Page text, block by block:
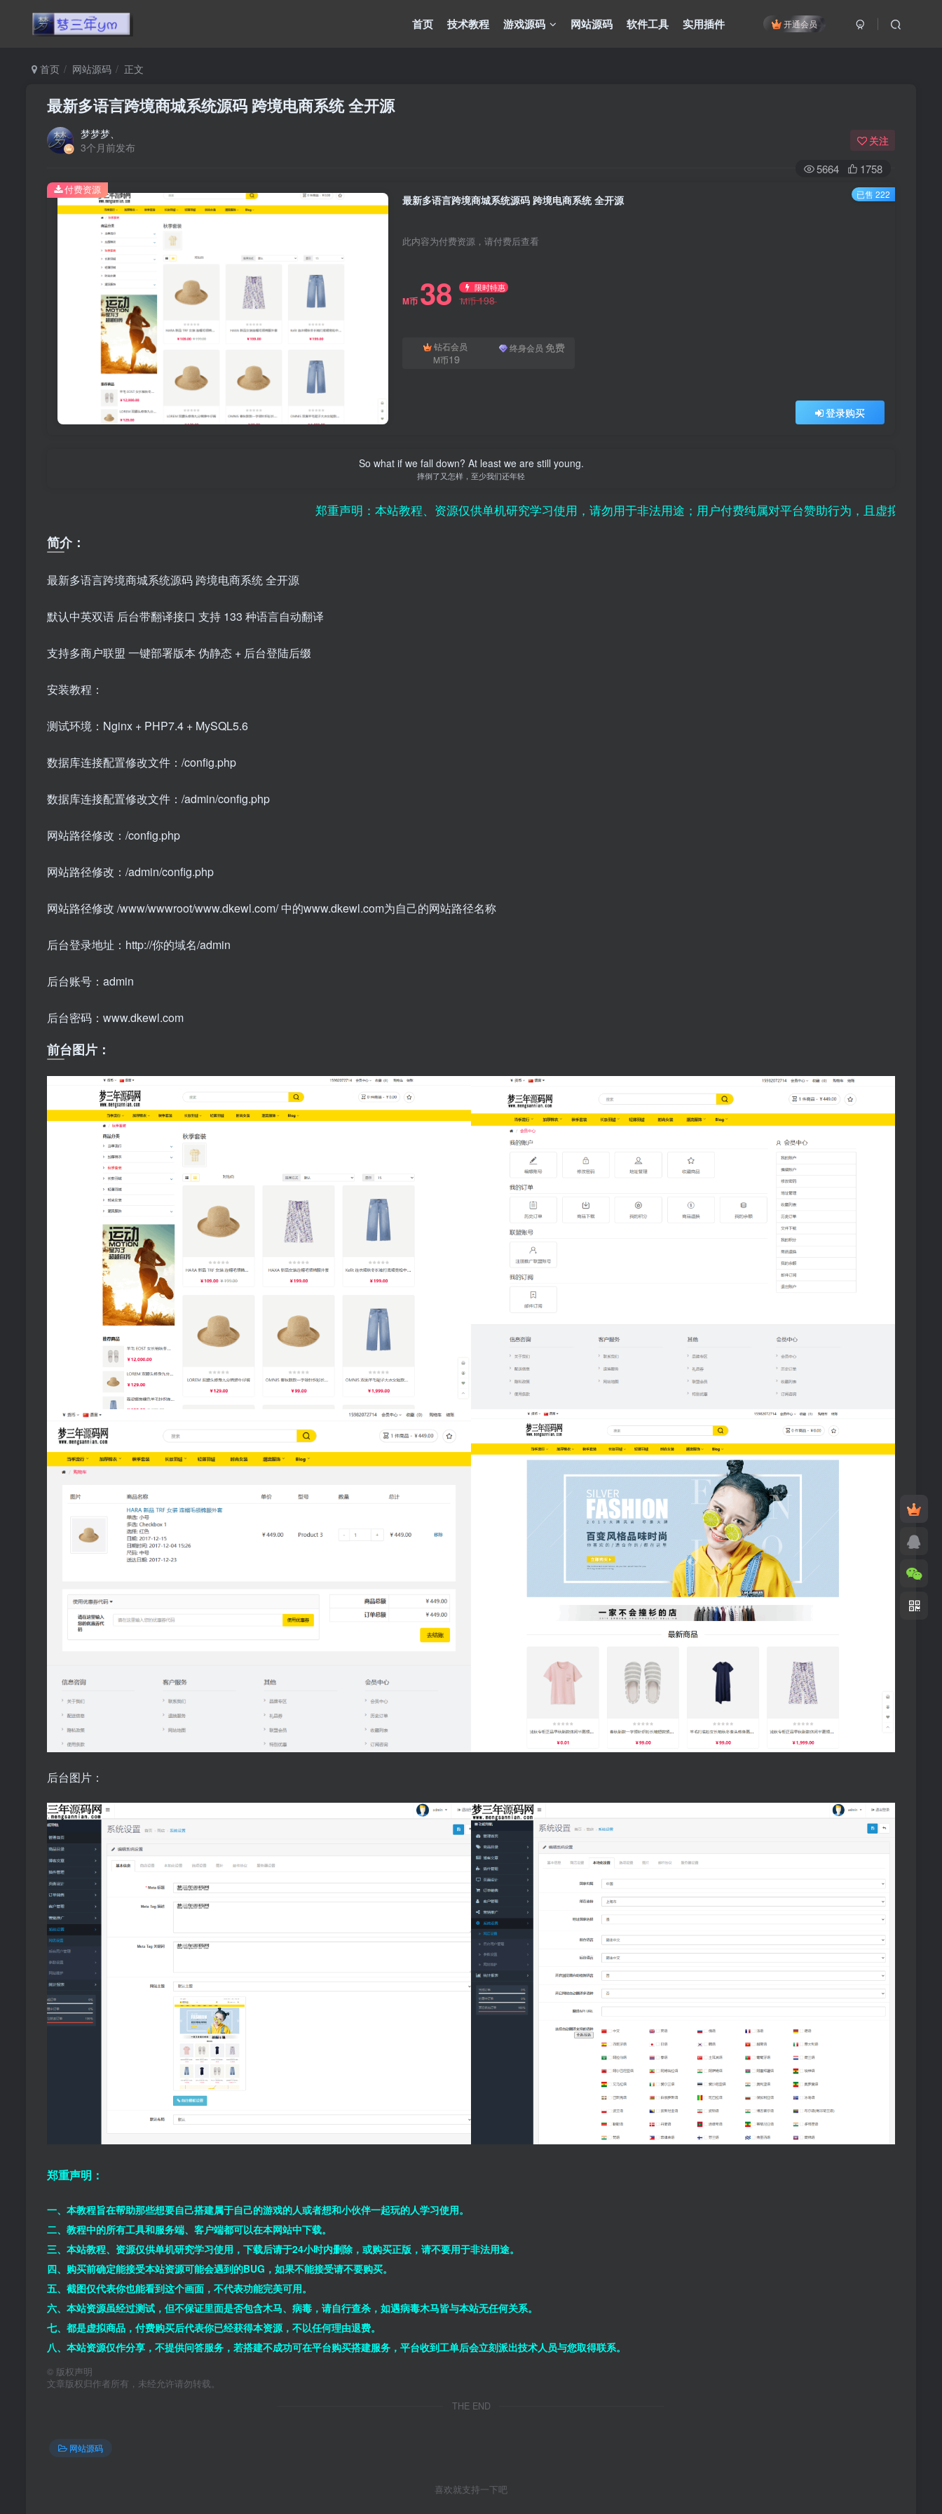
开通会员
首页 技术教程 游戏源码 网站源码 软件工具 实用插件
首页 网站源码 正文
最新多语言跨境商城系统源码 跨境电商系统 全开源
梦梦梦、
3个月前发布
关注
5664 1758
最新多语言跨境商城系统源码 跨境电商系统 全开源
此内容为付费资源，请付费后查看
M币 38 限时特惠
M币198
钻石会员
M币19
终身会员 免费
登录购买
付费资源 已售 222
So what if we fall down? At least we are still young.
摔倒了又怎样，至少我们还年轻
郑重声明：本站教程、资源仅供单机研究学习使用，请勿用于非法用途；用户付费纯属对平台赞助行为，且虚拟资源存在可复制
简介：
最新多语言跨境商城系统源码 跨境电商系统 全开源
默认中英双语 后台带翻译接口 支持 133 种语言自动翻译
支持多商户联盟 一键部署版本 伪静态 + 后台登陆后缀
安装教程：
测试环境：Nginx + PHP7.4 + MySQL5.6
数据库连接配置修改文件：/config.php
数据库连接配置修改文件：/admin/config.php
网站路径修改：/config.php
网站路径修改：/admin/config.php
网站路径修改 /www/wwwroot/www.dkewl.com/ 中的www.dkewl.com为自己的网站路径名称
后台登录地址：http://你的域名/admin
后台账号：admin
后台密码：www.dkewl.com
前台图片：
后台图片：
郑重声明：
一、本教程旨在帮助那些想要自己搭建属于自己的游戏的人或者想和小伙伴一起玩的人学习使用。
二、教程中的所有工具和服务端、客户端都可以在本网站中下载。
三、本站教程、资源仅供单机研究学习使用，下载后请于24小时内删除，或购买正版，请不要用于非法用途。
四、购买前确定能接受本站资源可能会遇到的BUG，如果不能接受请不要购买。
五、截图仅代表你也能看到这个画面，不代表功能完美可用。
六、本站资源虽经过测试，但不保证里面是否包含木马、病毒，请自行查杀，如遇病毒木马皆与本站无任何关系。
七、都是虚拟商品，付费购买后代表你已经获得本资源，不以任何理由退费。
八、本站资源仅作分享，不提供问答服务，若搭建不成功可在平台购买搭建服务，平台收到工单后会立刻派出技术人员与您取得联系。
© 版权声明
文章版权归作者所有，未经允许请勿转载。
THE END
网站源码
喜欢就支持一下吧